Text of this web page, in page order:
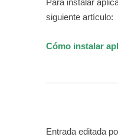
Para instalar
siguiente artículo:
Cómo instalar
Entrada editada